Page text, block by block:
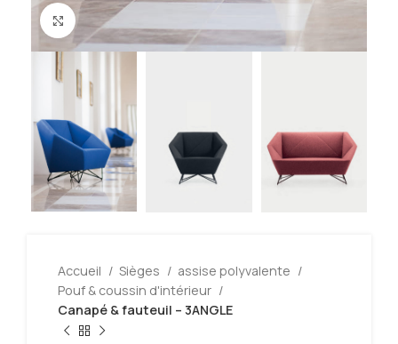
Cliquez pour agrandir
Accueil Sièges
assise polyvalente
Pouf & coussin d'intérieur
Canapé & fauteuil – 3ANGLE